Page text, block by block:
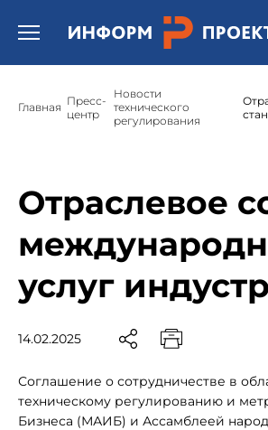
Открыть бургер меню.
Главная Пресс-
центр
Новости
технического
регулирования
Отраслевое
услуг
14.02.2025
Соглашение о сотрудничестве в
техническому регулированию и
Бизнеса (МАИБ) и Ассамблеей